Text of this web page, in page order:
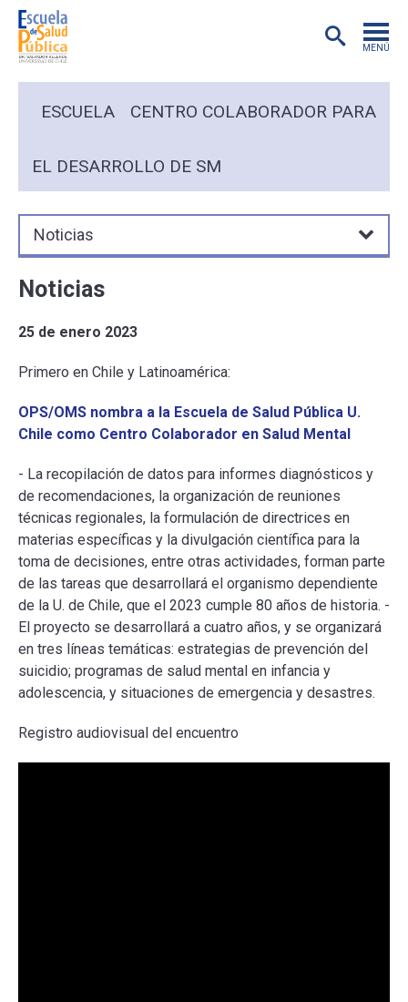
MENÚ
EDUCACIÓN CONTINUA
ACADÉMICOS
BIBLIOTECA
PLATAFORMA EDUCATIVA
ESCUELA CENTRO COLABORADOR PARA
EL DESARROLLO DE SM
Noticias
Noticias
25 de enero 2023
Primero en Chile y Latinoamérica:
OPS/OMS nombra a la Escuela de Salud Pública U.
Chile como Centro Colaborador en Salud Mental
- La recopilación de datos para informes diagnósticos y
de recomendaciones, la organización de reuniones
técnicas regionales, la formulación de directrices en
materias específicas y la divulgación científica para la
toma de decisiones, entre otras actividades, forman parte
de las tareas que desarrollará el organismo dependiente
de la U. de Chile, que el 2023 cumple 80 años de historia. -
El proyecto se desarrollará a cuatro años, y se organizará
en tres líneas temáticas: estrategias de prevención del
suicidio; programas de salud mental en infancia y
adolescencia, y situaciones de emergencia y desastres.
Registro audiovisual del encuentro